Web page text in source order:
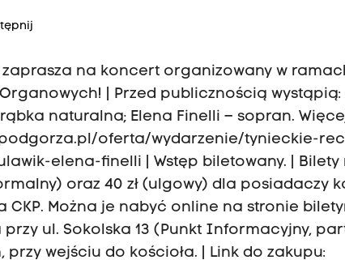
na koncert organizowany w
| Przed publicznością wystąpią:
naturalna; Elena Finelli – sopran.
oferta/wydarzenie/tynieckie-
elena-finelli | Wstęp biletowany. | Bilety
oraz 40 zł (ulgowy) dla posiadaczy
CKP. Można je nabyć online na stronie
ul. Sokolska 13 (Punkt Informacyjny,
wejściu do kościoła. | Link do zakupu: